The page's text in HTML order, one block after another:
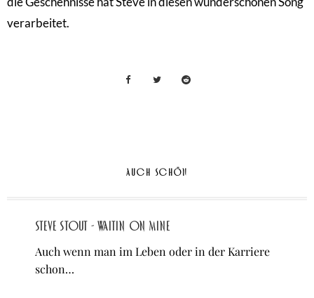
verarbeitet.
AUCH SCHÖN
Steve Stout - waitin on mine
Auch wenn man im Leben oder in der Karriere
schon…